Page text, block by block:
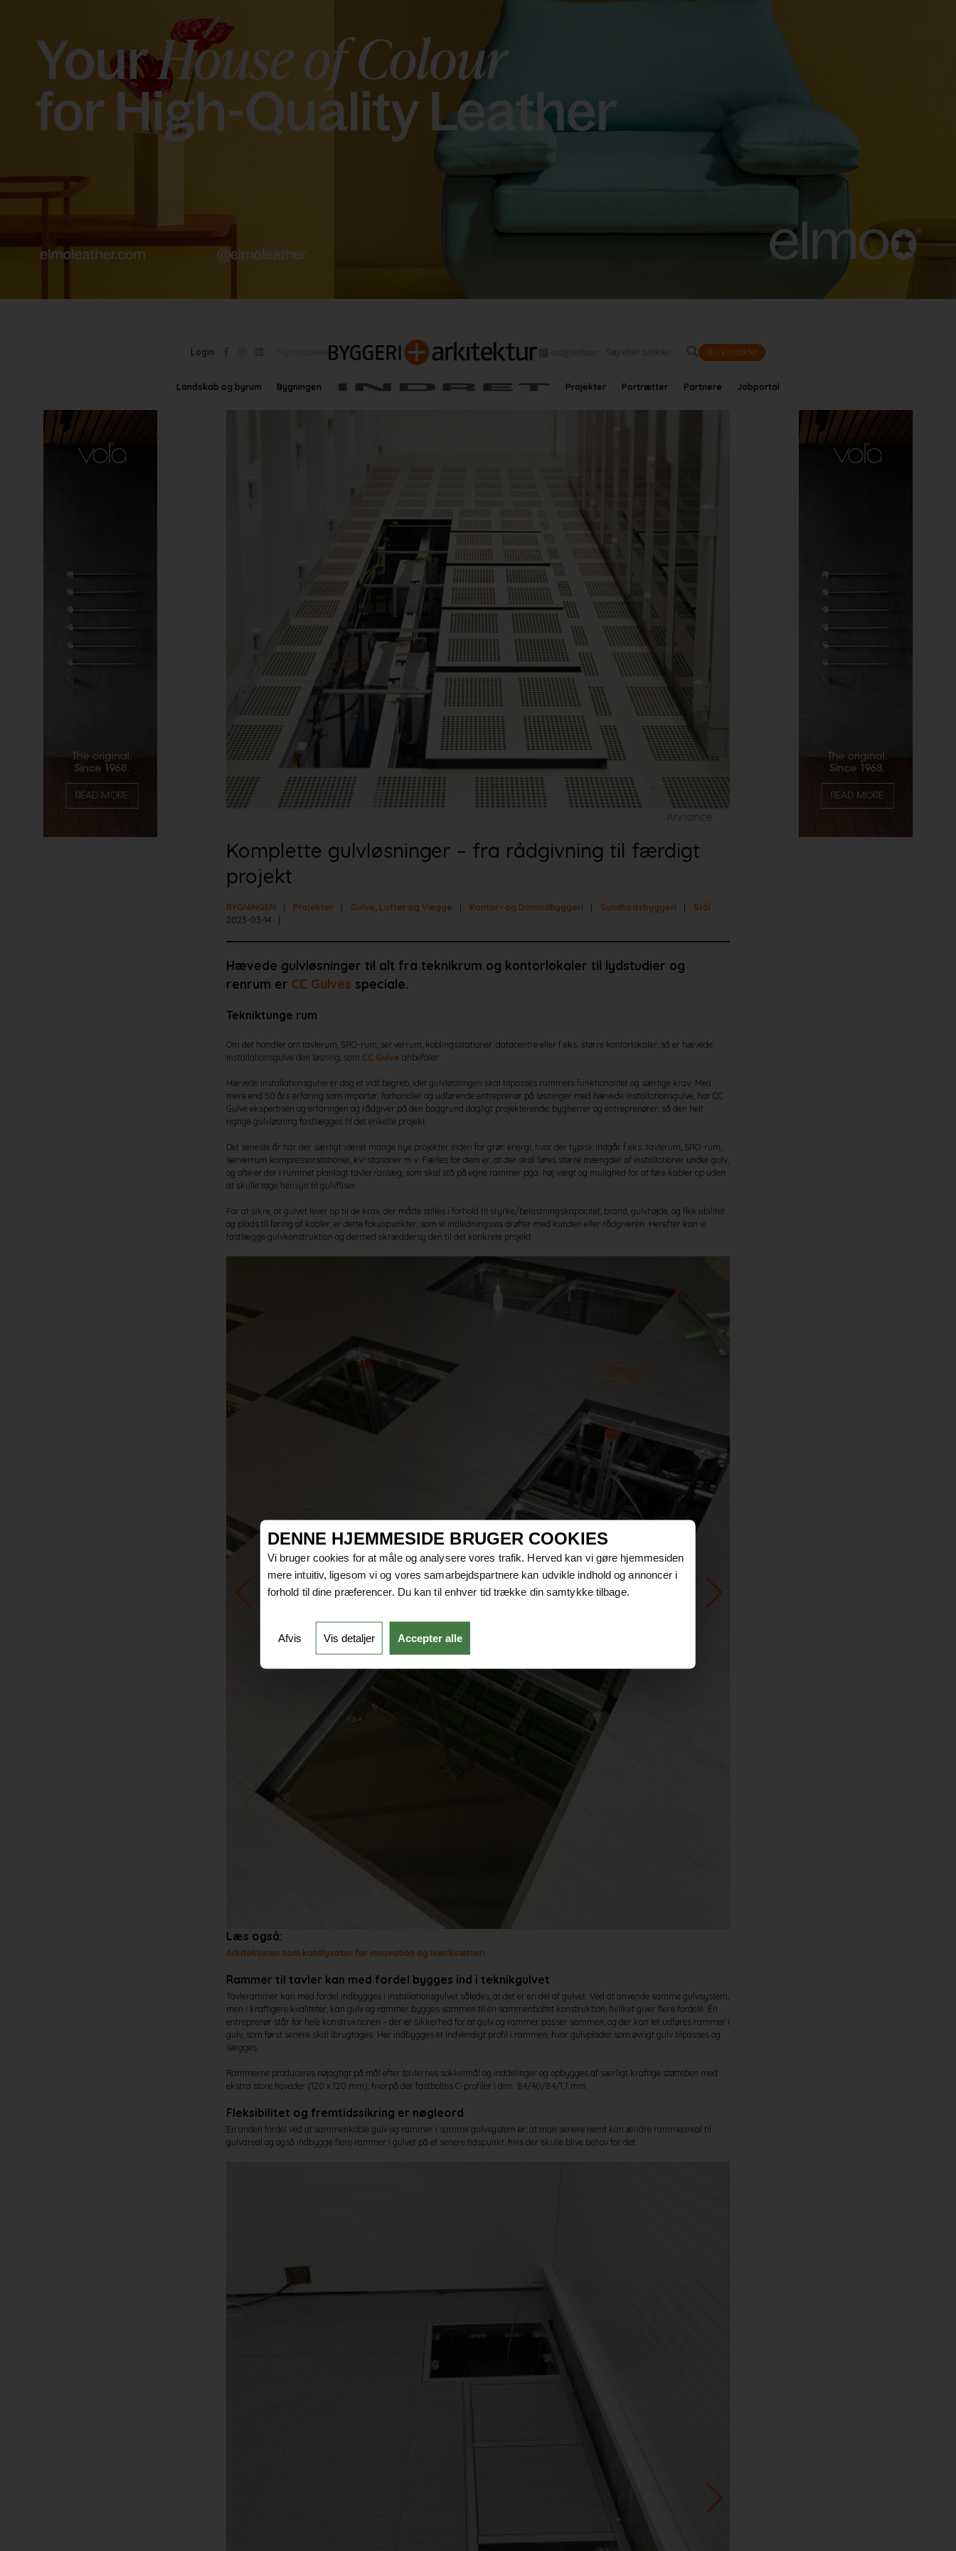
Login Bliv kontaktet
Landskab og byrum Bygningen Projekter Portrætter Partnere Jobportal
Annonce
Komplette gulvløsninger – fra rådgivning til færdigt
projekt
BYGNINGEN Projekter Gulve, Lofter og Vægge Kontor- og Domicilbyggeri Sundhedsbyggeri
Stål
2023-03-14
Hævede gulvløsninger til alt fra teknikrum og kontorlokaler til lydstudier og
renrum er CC Gulves speciale.
Tekniktunge rum
Om det handler om tavlerum, SRO-rum, serverrum, koblingsstationer, datacentre eller f.eks. større kontorlokaler, så er hævede
installationsgulve den løsning, som CC Gulve anbefaler.
Hævede installationsgulve er dog et vidt begreb, idet gulvløsningen skal tilpasses rummets funktionalitet og særlige krav. Med
mere end 50 års erfaring som importør, forhandler og udførende entreprenør på løsninger med hævede installationsgulve, har CC
Gulve ekspertisen og erfaringen og rådgiver på den baggrund dagligt projekterende, bygherrer og entreprenører, så den helt
rigtige gulvløsning fastlægges til det enkelte projekt.
Det seneste år har der særligt været mange nye projekter inden for grøn energi, hvor der typisk indgår f.eks. tavlerum, SRO-rum,
serverrum kompressorstationer, kV-stationer m.v. Fælles for dem er, at der skal føres større mængder af installationer under gulv,
og ofte er der i rummet planlagt tavler/anlæg, som skal stå på egne rammer pga. høj vægt og mulighed for at føre kabler op uden
at skulle tage hensyn til gulvfliser.
For at sikre, at gulvet lever op til de krav, der måtte stilles i forhold til styrke/belastningskapacitet, brand, gulvhøjde, og fleksibilitet
og plads til føring af kabler, er dette fokuspunkter, som vi indledningsvis drøfter med kunden eller rådgiveren. Herefter kan vi
fastlægge gulvkonstruktion og dermed skræddersy den til det konkrete projekt.
Læs også:
Arkitekturen som katalysator for innovation og iværksætteri
Rammer til tavler kan med fordel bygges ind i teknikgulvet
Tavlerammer kan med fordel indbygges i installationsgulvet således, at det er en del af gulvet. Ved at anvende samme gulvsystem,
men i kraftigere kvaliteter, kan gulv og rammer bygges sammen til én sammenboltet konstruktion, hvilket giver flere fordele: Én
entreprenør står for hele konstruktionen – der er sikkerhed for at gulv og rammer passer sammen, og der kan let udføres rammer i
gulv, som først senere skal ibrugtages. Her indbygges et indvendigt profil i rammen, hvor gulvplader som øvrigt gulv tilpasses og
ilægges.
Rammerne produceres nøjagtigt på mål efter tavlernes sokkelmål og inddelinger og opbygges af særligt kraftige støtteben med
ekstra store hoveder (120 x 120 mm), hvorpå der fastboltes C-profiler i dim. 84/40/84/1,7 mm.
Fleksibilitet og fremtidssikring er nøgleord
En anden fordel ved at sammenkoble gulv og rammer i samme gulvsystem er, at man senere nemt kan ændre rammeareal til
gulvareal og også indbygge flere rammer i gulvet på et senere tidspunkt, hvis der skulle blive behov for det.
DENNE HJEMMESIDE BRUGER COOKIES
Vi bruger cookies for at måle og analysere vores trafik. Herved kan vi gøre hjemmesiden
mere intuitiv, ligesom vi og vores samarbejdspartnere kan udvikle indhold og annoncer i
forhold til dine præferencer. Du kan til enhver tid trække din samtykke tilbage.
Afvis Vis detaljer Accepter alle